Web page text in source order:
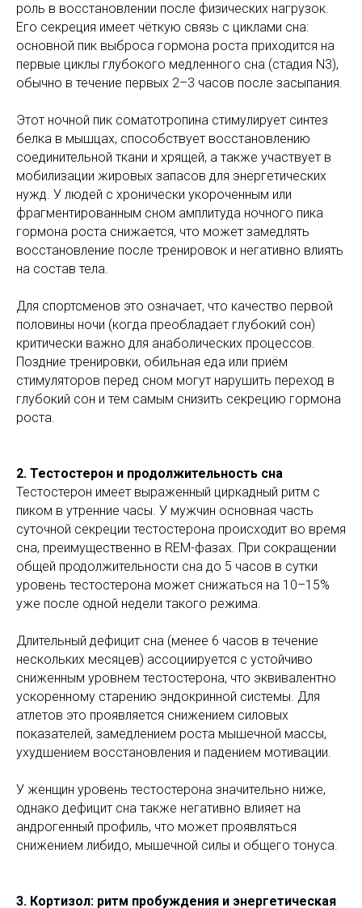
роль в восстановлении после физических нагрузок.
Его секреция имеет чёткую связь с циклами сна:
основной пик выброса гормона роста приходится на
первые циклы глубокого медленного сна (стадия N3),
обычно в течение первых 2–3 часов после засыпания.
Этот ночной пик соматотропина стимулирует синтез
белка в мышцах, способствует восстановлению
соединительной ткани и хрящей, а также участвует в
мобилизации жировых запасов для энергетических
нужд. У людей с хронически укороченным или
фрагментированным сном амплитуда ночного пика
гормона роста снижается, что может замедлять
восстановление после тренировок и негативно влиять
на состав тела.
Для спортсменов это означает, что качество первой
половины ночи (когда преобладает глубокий сон)
критически важно для анаболических процессов.
Поздние тренировки, обильная еда или приём
стимуляторов перед сном могут нарушить переход в
глубокий сон и тем самым снизить секрецию гормона
роста.
2. Тестостерон и продолжительность сна
Тестостерон имеет выраженный циркадный ритм с
пиком в утренние часы. У мужчин основная часть
суточной секреции тестостерона происходит во время
сна, преимущественно в REM-фазах. При сокращении
общей продолжительности сна до 5 часов в сутки
уровень тестостерона может снижаться на 10–15%
уже после одной недели такого режима.
Длительный дефицит сна (менее 6 часов в течение
нескольких месяцев) ассоциируется с устойчиво
сниженным уровнем тестостерона, что эквивалентно
ускоренному старению эндокринной системы. Для
атлетов это проявляется снижением силовых
показателей, замедлением роста мышечной массы,
ухудшением восстановления и падением мотивации.
У женщин уровень тестостерона значительно ниже,
однако дефицит сна также негативно влияет на
андрогенный профиль, что может проявляться
снижением либидо, мышечной силы и общего тонуса.
3. Кортизол: ритм пробуждения и энергетическая